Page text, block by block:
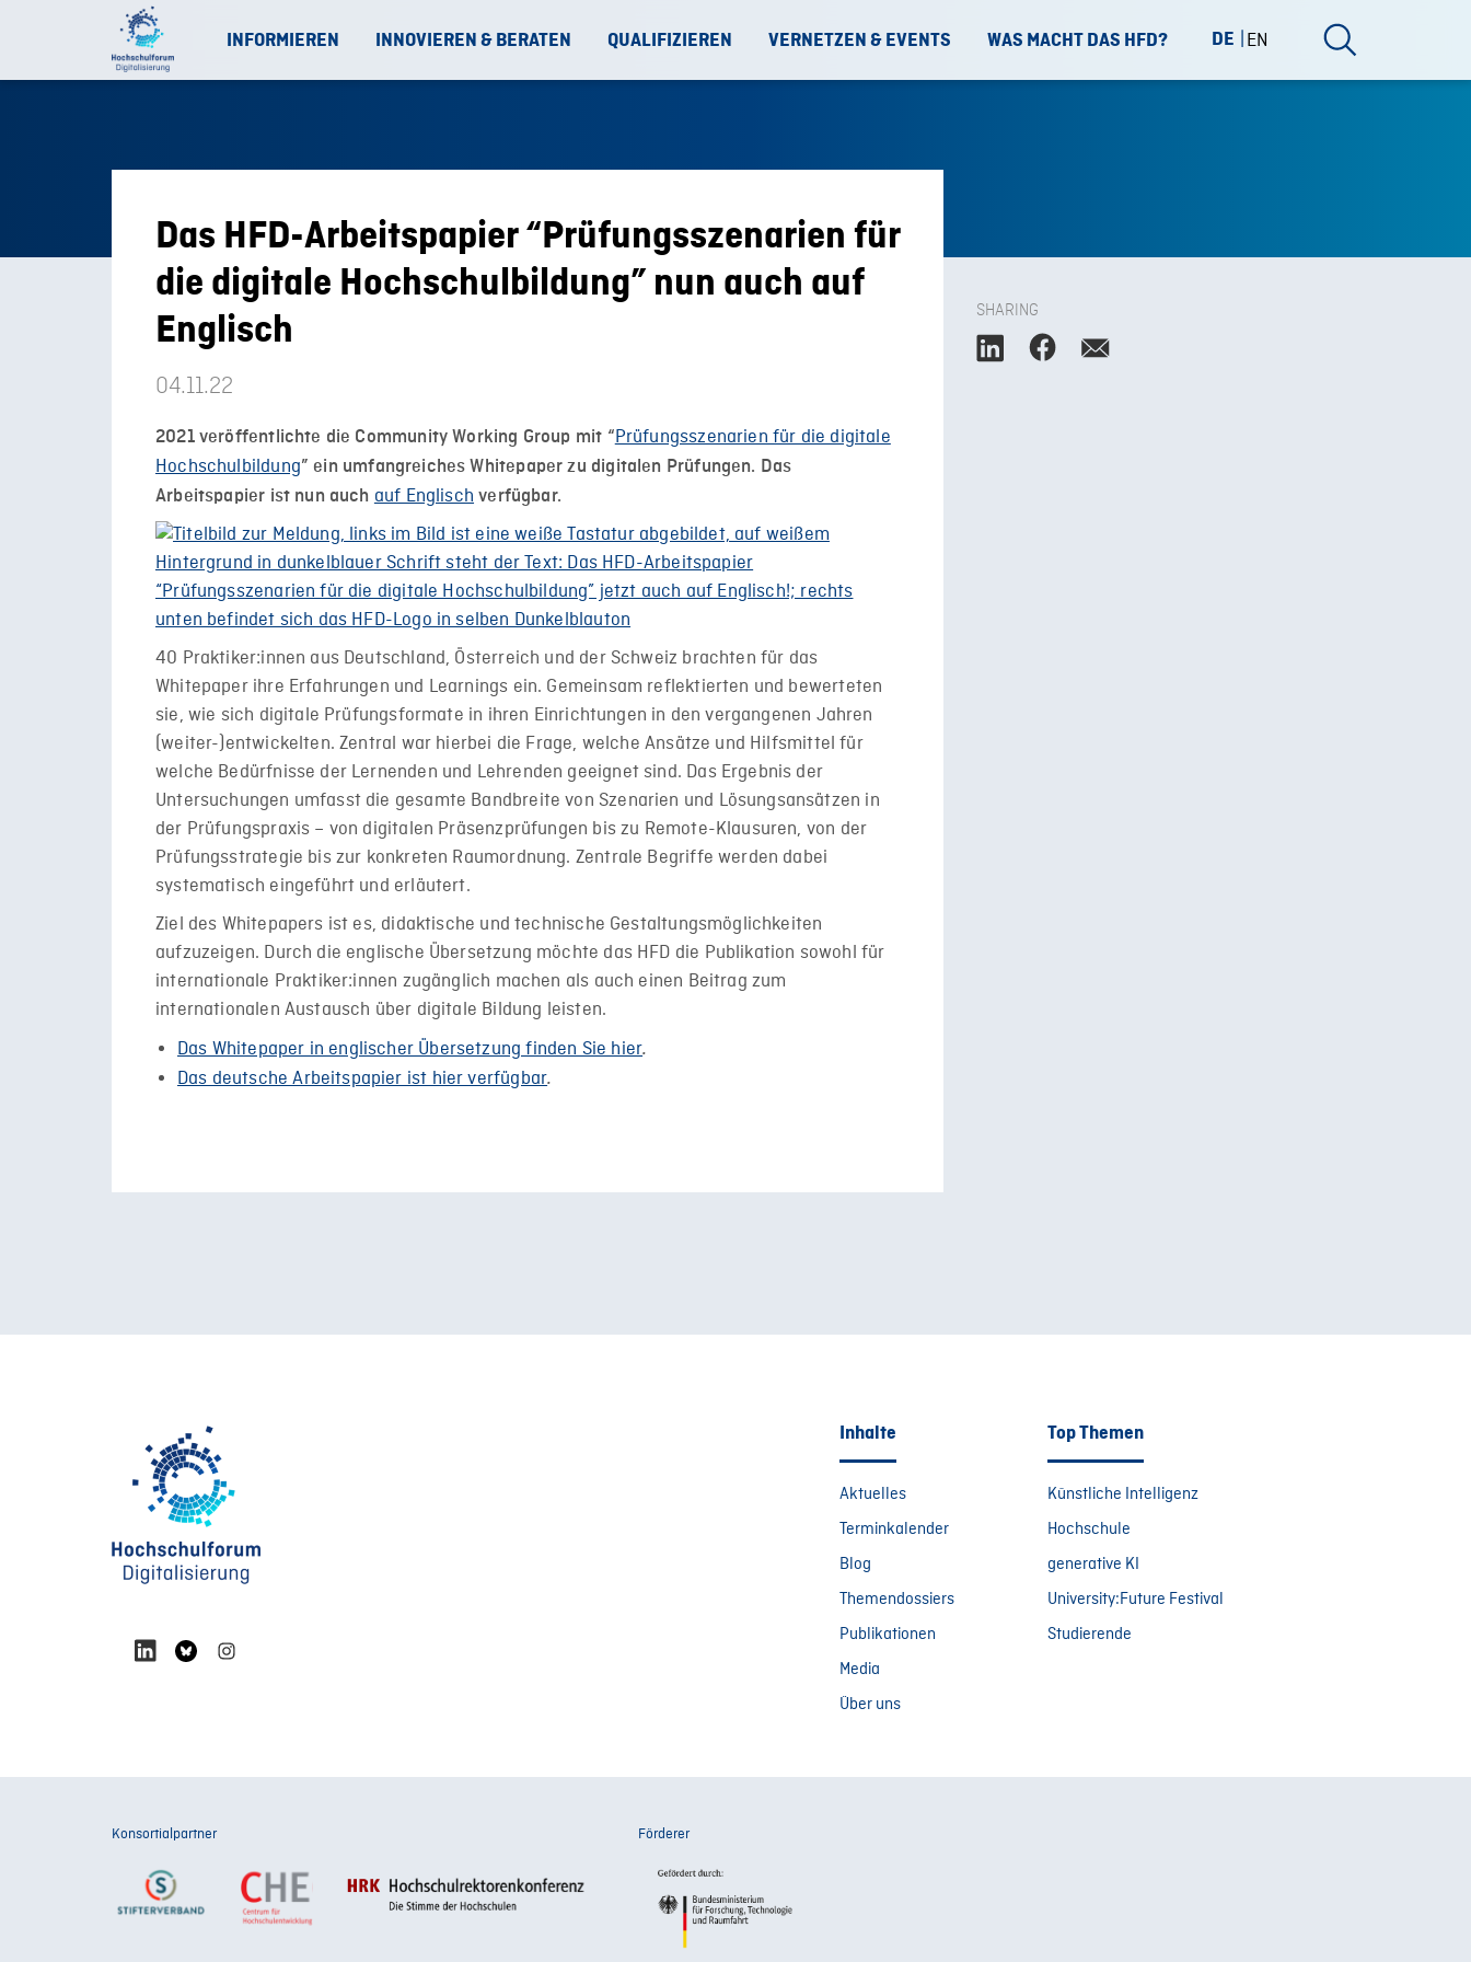
INFORMIEREN INNOVIEREN & BERATEN QUALIFIZIEREN VERNETZEN & EVENTS WAS MACHT DAS HFD? DE EN
Das HFD-Arbeitspapier “Prüfungsszenarien für
die digitale Hochschulbildung” nun auch auf
Englisch
04.11.22
2021 veröffentlichte die Community Working Group mit “Prüfungsszenarien für die digitale
Hochschulbildung” ein umfangreiches Whitepaper zu digitalen Prüfungen. Das
Arbeitspapier ist nun auch auf Englisch verfügbar.
40 Praktiker:innen aus Deutschland, Österreich und der Schweiz brachten für das
Whitepaper ihre Erfahrungen und Learnings ein. Gemeinsam reflektierten und bewerteten
sie, wie sich digitale Prüfungsformate in ihren Einrichtungen in den vergangenen Jahren
(weiter-)entwickelten. Zentral war hierbei die Frage, welche Ansätze und Hilfsmittel für
welche Bedürfnisse der Lernenden und Lehrenden geeignet sind. Das Ergebnis der
Untersuchungen umfasst die gesamte Bandbreite von Szenarien und Lösungsansätzen in
der Prüfungspraxis – von digitalen Präsenzprüfungen bis zu Remote-Klausuren, von der
Prüfungsstrategie bis zur konkreten Raumordnung. Zentrale Begriffe werden dabei
systematisch eingeführt und erläutert.
Ziel des Whitepapers ist es, didaktische und technische Gestaltungsmöglichkeiten
aufzuzeigen. Durch die englische Übersetzung möchte das HFD die Publikation sowohl für
internationale Praktiker:innen zugänglich machen als auch einen Beitrag zum
internationalen Austausch über digitale Bildung leisten.
Das Whitepaper in englischer Übersetzung finden Sie hier.
Das deutsche Arbeitspapier ist hier verfügbar.
SHARING
Inhalte
Aktuelles
Terminkalender
Blog
Themendossiers
Publikationen
Media
Über uns
Top Themen
Künstliche Intelligenz
Hochschule
generative KI
University:Future Festival
Studierende
Konsortialpartner Förderer